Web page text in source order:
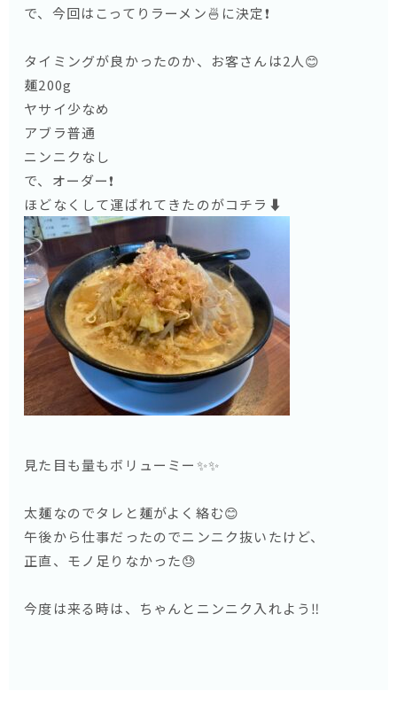
で、今回はこってりラーメン🍜に決定❗️
タイミングが良かったのか、お客さんは2人😊
麺200g
ヤサイ少なめ
アブラ普通
ニンニクなし
で、オーダー❗️
ほどなくして運ばれてきたのがコチラ⬇️
見た目も量もボリューミー✨✨
太麺なのでタレと麺がよく絡む😊
午後から仕事だったのでニンニク抜いたけど、
正直、モノ足りなかった😓
今度は来る時は、ちゃんとニンニク入れよう‼️